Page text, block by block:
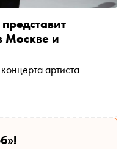
Москве и
артиста